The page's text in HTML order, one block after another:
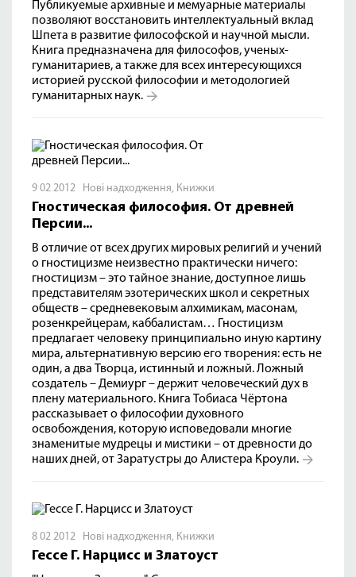
Публикуемые архивные и мемуарные материалы
позволяют восстановить интеллектуальный вклад
Шпета в развитие философской и научной мысли.
Книга предназначена для философов, ученых-
гуманитариев, а также для всех интересующихся
историей русской философии и методологией
гуманитарных наук.
9 02 2012 Нові надходження, Книжки
Гностическая философия. От древней
Персии...
В отличие от всех других мировых религий и учений
о гностицизме неизвестно практически ничего:
гностицизм – это тайное знание, доступное лишь
представителям эзотерических школ и секретных
обществ – средневековым алхимикам, масонам,
розенкрейцерам, каббалистам… Гностицизм
предлагает человеку принципиально иную картину
мира, альтернативную версию его творения: есть не
один, а два Творца, истинный и ложный. Ложный
создатель – Демиург – держит человеческий дух в
плену материального. Книга Тобиаса Чёртона
рассказывает о философии духовного
освобождения, которую исповедовали многие
знаменитые мудрецы и мистики – от древности до
наших дней, от Заратустры до Алистера Кроули.
8 02 2012 Нові надходження, Книжки
Гессе Г. Нарцисс и Златоуст